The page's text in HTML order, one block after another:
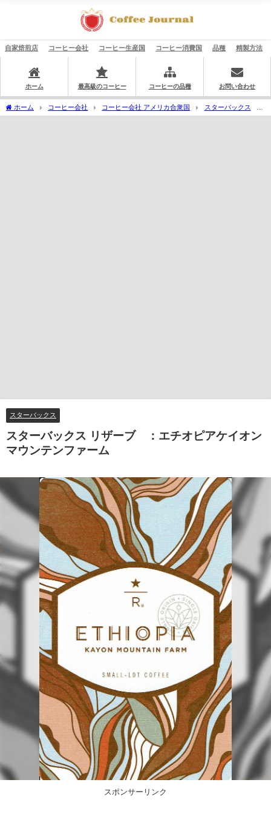
自家焙煎店 コーヒー会社 コーヒー生産国 コーヒー消費国 品種 精製方法
ホーム 最高級のコーヒー コーヒーの品種 お問い合わせ
ホーム コーヒー会社 コーヒー会社 アメリカ合衆国
スターバックス
スターバックス リザーブ®：エチオピアケイオンマウンテンファーム
スターバックス
スターバックス リザーブ®：エチオピアケイオン
マウンテンファーム
スポンサーリンク